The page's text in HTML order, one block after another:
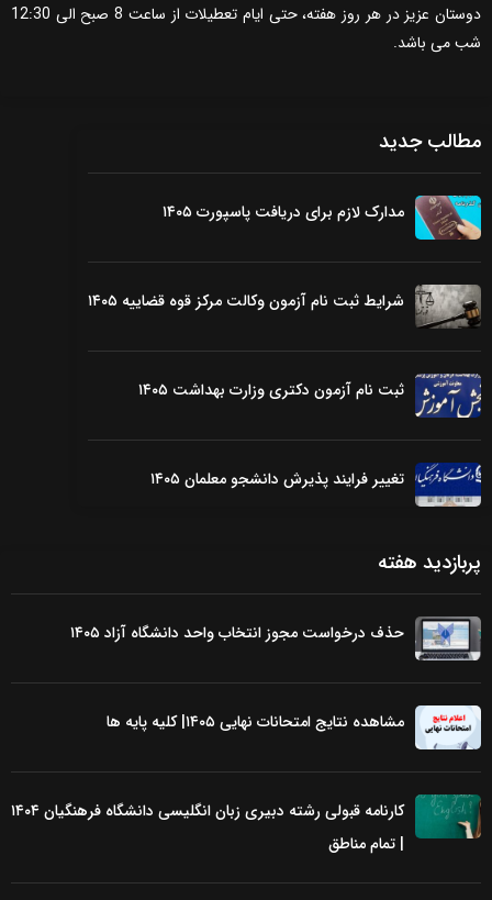
دوستان عزیز در هر روز هفته، حتی ایام تعطیلات از ساعت 8 صبح الی 12:30
شب می باشد.
مطالب جدید
مدارک لازم برای دریافت پاسپورت ۱۴۰۵
شرایط ثبت نام آزمون وکالت مرکز قوه قضاییه ۱۴۰۵
ثبت نام آزمون دکتری وزارت بهداشت ۱۴۰۵
تغییر فرایند پذیرش دانشجو معلمان ۱۴۰۵
پربازدید هفته
حذف درخواست مجوز انتخاب واحد دانشگاه آزاد ۱۴۰۵
مشاهده نتایج امتحانات نهایی ۱۴۰۵| کلیه پایه ها
کارنامه قبولی رشته دبیری زبان انگلیسی دانشگاه فرهنگیان ۱۴۰۴
| تمام مناطق